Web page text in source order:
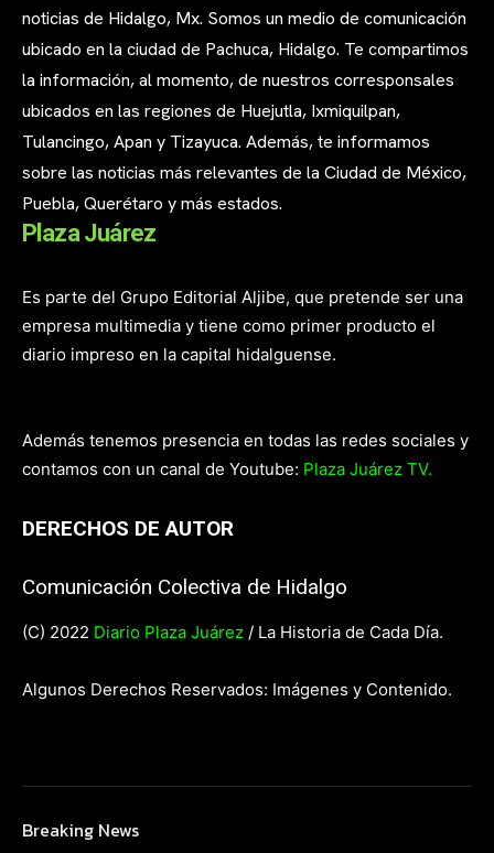
noticias de Hidalgo, Mx. Somos un medio de comunicación
ubicado en la ciudad de Pachuca, Hidalgo. Te compartimos
la información, al momento, de nuestros corresponsales
ubicados en las regiones de Huejutla, Ixmiquilpan,
Tulancingo, Apan y Tizayuca. Además, te informamos
sobre las noticias más relevantes de la Ciudad de México,
Puebla, Querétaro y más estados.
Plaza Juárez
Es parte del Grupo Editorial Aljibe, que pretende ser una
empresa multimedia y tiene como primer producto el
diario impreso en la capital hidalguense.
Además tenemos presencia en todas las redes sociales y
contamos con un canal de Youtube: Plaza Juárez TV.
DERECHOS DE AUTOR
Comunicación Colectiva de Hidalgo
(C) 2022 Diario Plaza Juárez / La Historia de Cada Día.
Algunos Derechos Reservados: Imágenes y Contenido.
Breaking News